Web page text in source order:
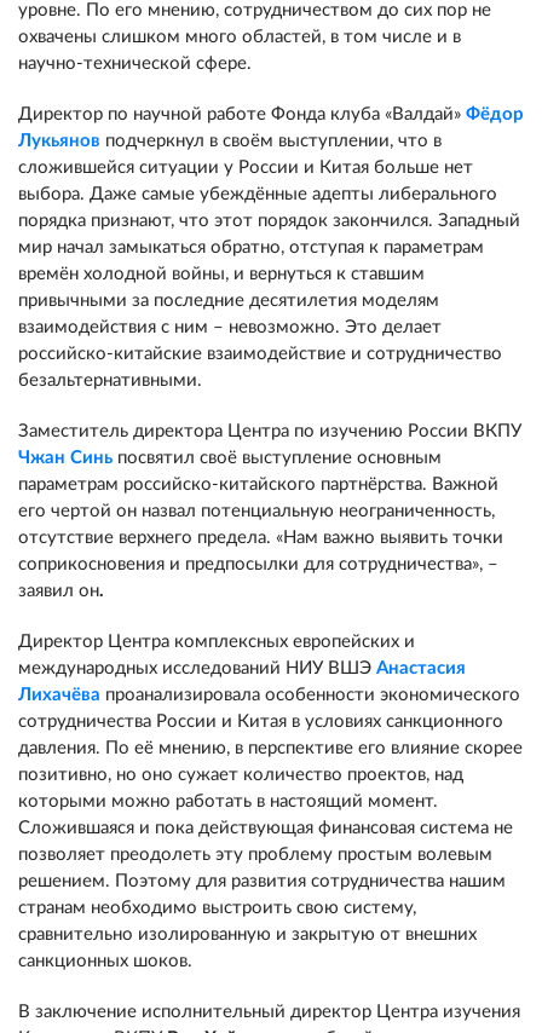
уровне. По его мнению, сотрудничеством до сих пор не
охвачены слишком много областей, в том числе и в
научно-технической сфере.
Директор по научной работе Фонда клуба «Валдай» Фёдор
Лукьянов подчеркнул в своём выступлении, что в
сложившейся ситуации у России и Китая больше нет
выбора. Даже самые убеждённые адепты либерального
порядка признают, что этот порядок закончился. Западный
мир начал замыкаться обратно, отступая к параметрам
времён холодной войны, и вернуться к ставшим
привычными за последние десятилетия моделям
взаимодействия с ним – невозможно. Это делает
российско-китайские взаимодействие и сотрудничество
безальтернативными.
Заместитель директора Центра по изучению России ВКПУ
Чжан Синь посвятил своё выступление основным
параметрам российско-китайского партнёрства. Важной
его чертой он назвал потенциальную неограниченность,
отсутствие верхнего предела. «Нам важно выявить точки
соприкосновения и предпосылки для сотрудничества», –
заявил он.
Директор Центра комплексных европейских и
международных исследований НИУ ВШЭ Анастасия
Лихачёва проанализировала особенности экономического
сотрудничества России и Китая в условиях санкционного
давления. По её мнению, в перспективе его влияние скорее
позитивно, но оно сужает количество проектов, над
которыми можно работать в настоящий момент.
Сложившаяся и пока действующая финансовая система не
позволяет преодолеть эту проблему простым волевым
решением. Поэтому для развития сотрудничества нашим
странам необходимо выстроить свою систему,
сравнительно изолированную и закрытую от внешних
санкционных шоков.
В заключение исполнительный директор Центра изучения